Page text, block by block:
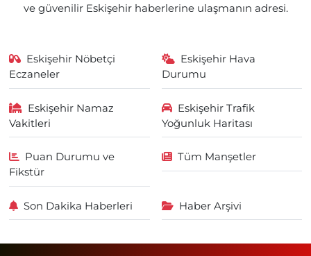
ve güvenilir Eskişehir haberlerine ulaşmanın adresi.
Eskişehir Nöbetçi
Eczaneler
Eskişehir Hava
Durumu
Eskişehir Namaz
Vakitleri
Eskişehir Trafik
Yoğunluk Haritası
Puan Durumu ve
Fikstür
Tüm Manşetler
Son Dakika Haberleri Haber Arşivi